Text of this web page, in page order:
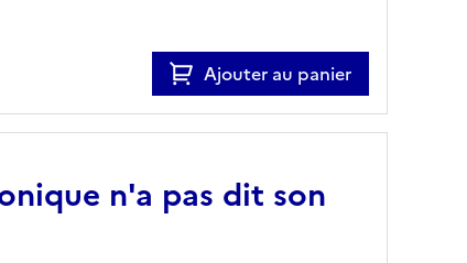
Ajouter au panier
n'a pas dit son